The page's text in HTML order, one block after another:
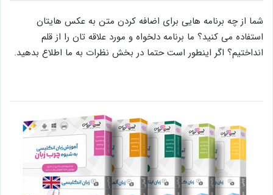
شما از چه برنامه هایی برای اضافه کردن متن به عکس هایتان
استفاده می کنید؟ ما برنامه دلخواه و مورد علاقه تان را از قلم
انداختیم؟ اگر اینطور است حتما در بخش نظرات به ما اطلاع بدهید.